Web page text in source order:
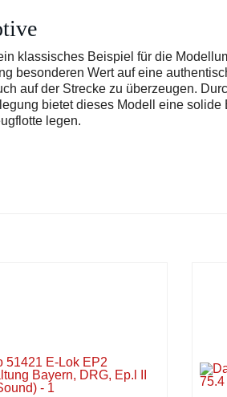
klassisches Beispiel für die
besonderen Wert auf eine
auf der Strecke zu überzeugen.
bietet dieses Modell eine solide
legen.